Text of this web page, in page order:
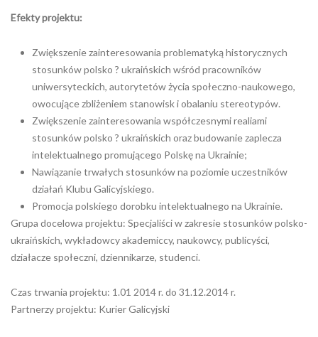
Efekty projektu:
Zwiększenie zainteresowania problematyką historycznych
stosunków polsko ? ukraińskich wśród pracowników
uniwersyteckich, autorytetów życia społeczno-naukowego,
owocujące zbliżeniem stanowisk i obalaniu stereotypów.
Zwiększenie zainteresowania współczesnymi realiami
stosunków polsko ? ukraińskich oraz budowanie zaplecza
intelektualnego promującego Polskę na Ukrainie;
Nawiązanie trwałych stosunków na poziomie uczestników
działań Klubu Galicyjskiego.
Promocja polskiego dorobku intelektualnego na Ukrainie.
Grupa docelowa projektu: Specjaliści w zakresie stosunków polsko-
ukraińskich, wykładowcy akademiccy, naukowcy, publicyści,
działacze społeczni, dziennikarze, studenci.
Czas trwania projektu: 1.01 2014 r. do 31.12.2014 r.
Partnerzy projektu: Kurier Galicyjski